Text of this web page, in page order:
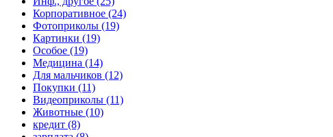
Корпоративное (24)
Фотоприколы (19)
Картинки (19)
Особое (19)
Медицина (14)
Для мальчиков (12)
Покупки (11)
Видеоприколы (11)
Животные (10)
кредит (8)